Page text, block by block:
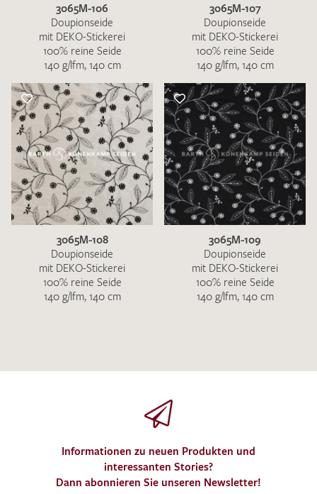
3065M-106
Doupionseide
mit DEKO-Stickerei
100% reine Seide
140 g/lfm, 140 cm
3065M-107
Doupionseide
mit DEKO-Stickerei
100% reine Seide
140 g/lfm, 140 cm
3065M-108
Doupionseide
mit DEKO-Stickerei
100% reine Seide
140 g/lfm, 140 cm
3065M-109
Doupionseide
mit DEKO-Stickerei
100% reine Seide
140 g/lfm, 140 cm
Informationen zu neuen Produkten und
interessanten Stories?
Dann abonnieren Sie unseren Newsletter!